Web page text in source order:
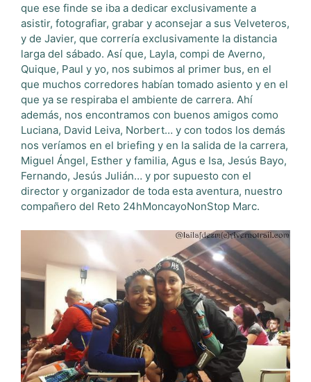
que ese finde se iba a dedicar exclusivamente a
asistir, fotografiar, grabar y aconsejar a sus Velveteros,
y de Javier, que correría exclusivamente la distancia
larga del sábado. Así que, Layla, compi de Averno,
Quique, Paul y yo, nos subimos al primer bus, en el
que muchos corredores habían tomado asiento y en el
que ya se respiraba el ambiente de carrera. Ahí
además, nos encontramos con buenos amigos como
Luciana, David Leiva, Norbert… y con todos los demás
nos veríamos en el briefing y en la salida de la carrera,
Miguel Ángel, Esther y familia, Agus e Isa, Jesús Bayo,
Fernando, Jesús Julián… y por supuesto con el
director y organizador de toda esta aventura, nuestro
compañero del Reto 24hMoncayoNonStop Marc.